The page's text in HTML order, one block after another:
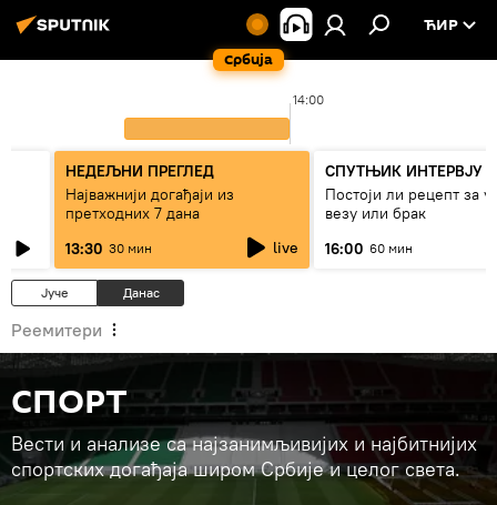
Србија
ЋИР
14:00
НЕДЕЉНИ ПРЕГЛЕД
Најважнији догађаји из
претходних 7 дана
13:30 30 мин live
СПУТЊИК ИНТЕРВЈУ
Постоји ли рецепт за
везу или брак
16:00 60 мин
Јуче Данас
Реемитери
СПОРТ
Вести и анализе са најзанимљивијих и најбитнијих
спортских догађаја широм Србије и целог света.